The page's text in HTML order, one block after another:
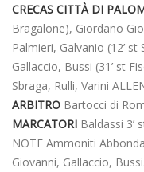
CRECAS CITTÀ DI
Bragalone), Giordano
Palmieri, Galvanio (12’
Gallaccio, Bussi (31’ st
Sbraga, Rulli, Varini
ARBITRO Bartocci di
MARCATORI Baldassi 3’
NOTE Ammoniti
Giovanni, Gallaccio,